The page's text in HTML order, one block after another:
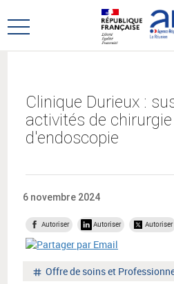
au
menu
au
contenu
Ouvrir
Clinique Durieux :
activités de
d'endoscopie
6 novembre 2024
Autoriser Autoriser Autoriser
Mot
Offre de soins et